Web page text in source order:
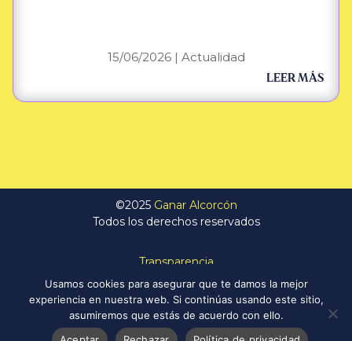
15/06/2026| Actualidad
LEER MÁS
©2025 Ganar Alcorcón
Todos los derechos reservados
Transparencia
Política de Privacidad
Aviso Legal
Política de Cookies
Usamos cookies para asegurar que te damos la mejor
experiencia en nuestra web. Si continúas usando este sitio,
asumiremos que estás de acuerdo con ello.